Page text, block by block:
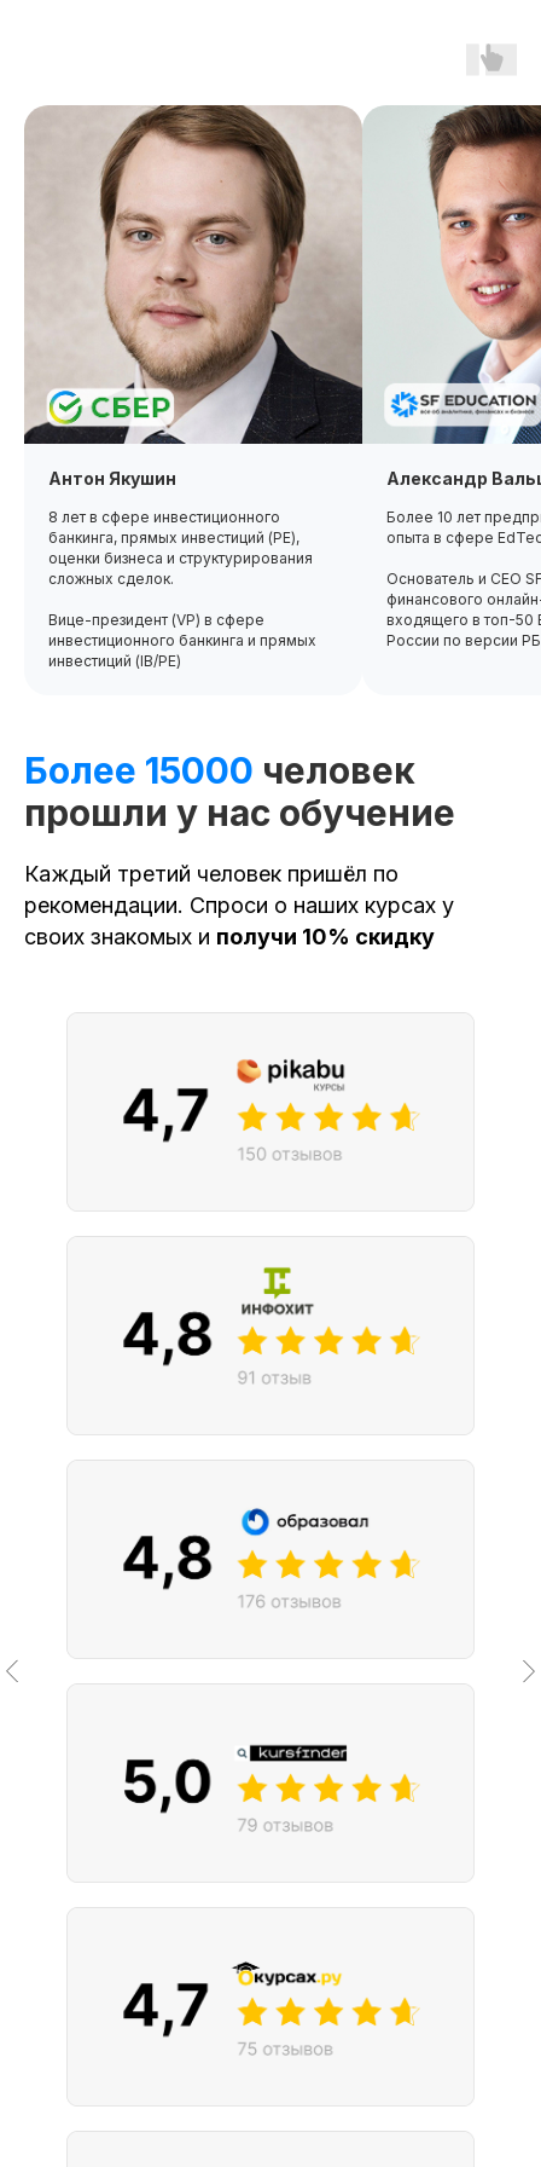
Антон Якушин
8 лет в сфере инвестиционного
банкинга, прямых инвестиций (PE),
оценки бизнеса и структурирования
сложных сделок.
Вице-президент (VP) в сфере
инвестиционного банкинга и прямых
инвестиций (IB/PE)
Александр
Более 10 лет
опыта в сфере
Основатель и CEO
финансового
входящего в топ-50
России по версии
Более 15000 человек
прошли у нас обучение
Каждый третий человек пришёл по
рекомендации. Спроси о наших курсах у
своих знакомых и получи 10% скидку
и чату курса остаётся навсегда!
Сделаем скидку! Если вы нашли
похожий курс дешевле
по нашей программе Trade-In
Применить
fr113130.003
r113130.003/
мес
Беспроцентная рассрочка на 12 месяцев
при полной оплате
Дополнительная
скидка 10%
начало обучения: start113130.003
00 00 00 00
к сентябрю